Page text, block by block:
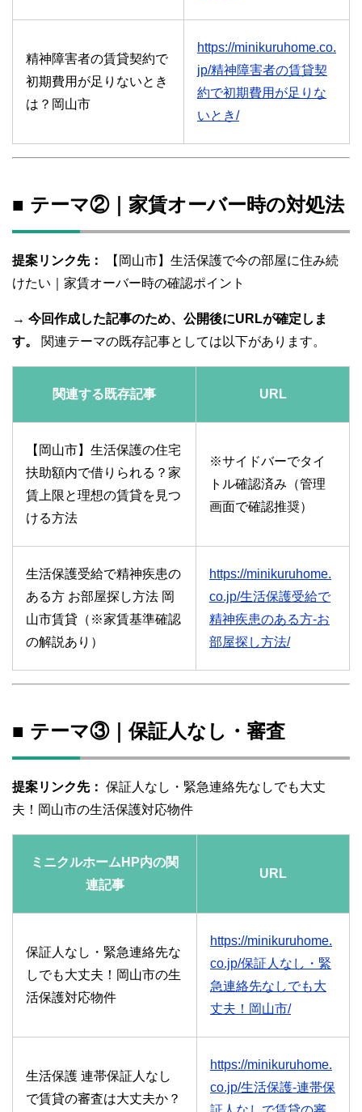
精神障害者の賃貸契約で
初期費用が足りないとき
は？岡山市
https://minikuruhome.co.
jp/精神障害者の賃貸契
約で初期費用が足りな
いとき/
■ テーマ②｜家賃オーバー時の対処法
提案リンク先：
【岡山市】生活保護で今の部屋に住み続
けたい｜家賃オーバー時の確認ポイント
→ 今回作成した記事のため、公開後にURLが確定しま
す。
関連テーマの既存記事としては以下があります。
関連する既存記事 URL
【岡山市】生活保護の住宅
扶助額内で借りられる？家
賃上限と理想の賃貸を見つ
ける方法
※サイドバーでタイ
トル確認済み（管理
画面で確認推奨）
生活保護受給で精神疾患の
ある方 お部屋探し方法 岡
山市賃貸（※家賃基準確認
の解説あり）
https://minikuruhome.
co.jp/生活保護受給で
精神疾患のある方-お
部屋探し方法/
■ テーマ③｜保証人なし・審査
提案リンク先： 保証人なし・緊急連絡先なしでも大丈
夫！岡山市の生活保護対応物件
ミニクルホームHP内の関
連記事
URL
保証人なし・緊急連絡先な
しでも大丈夫！岡山市の生
活保護対応物件
https://minikuruhome.
co.jp/保証人なし・緊
急連絡先なしでも大
丈夫！岡山市/
生活保護 連帯保証人なし
で賃貸の審査は大丈夫か？
https://minikuruhome.
co.jp/生活保護-連帯保